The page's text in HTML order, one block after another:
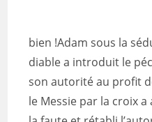
bien !Adam sous la
diable a introduit le
son autorité au profit
le Messie par la croix